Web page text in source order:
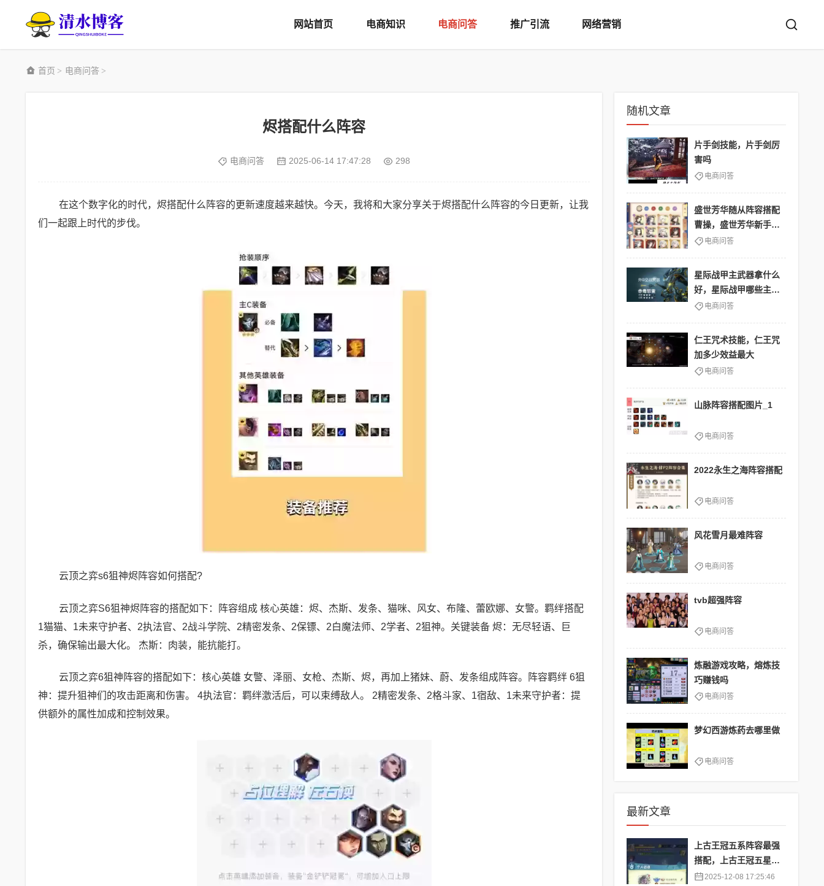
网站首页 电商知识 电商问答 推广引流 网络营销
首页 > 电商问答 >
烬搭配什么阵容
电商问答 2025-06-14 17:47:28 298
在这个数字化的时代，烬搭配什么阵容的更新速度越来越快。今天，我将和大家分享关于烬搭配什么阵容的今日更新，让我
们一起跟上时代的步伐。
云顶之弈s6狙神烬阵容如何搭配?
云顶之弈S6狙神烬阵容的搭配如下：阵容组成 核心英雄：烬、杰斯、发条、猫咪、风女、布隆、蕾欧娜、女警。羁绊搭配
1猫猫、1未来守护者、2执法官、2战斗学院、2精密发条、2保镖、2白魔法师、2学者、2狙神。关键装备 烬：无尽轻语、巨
杀，确保输出最大化。 杰斯：肉装，能抗能打。
云顶之弈6狙神阵容的搭配如下：核心英雄 女警、泽丽、女枪、杰斯、烬，再加上猪妹、蔚、发条组成阵容。阵容羁绊 6狙
神：提升狙神们的攻击距离和伤害。 4执法官：羁绊激活后，可以束缚敌人。 2精密发条、2格斗家、1宿敌、1未来守护者：提
供额外的属性加成和控制效果。
随机文章
片手剑技能，片手剑厉
害吗
电商问答
盛世芳华随从阵容搭配
曹操，盛世芳华新手随
从阵容
电商问答
星际战甲主武器拿什么
好，星际战甲哪些主武
器值得练
电商问答
仁王咒术技能，仁王咒
加多少效益最大
电商问答
山脉阵容搭配图片_1
电商问答
2022永生之海阵容搭配
电商问答
风花雪月最难阵容
电商问答
tvb超强阵容
电商问答
炼融游戏攻略，熔炼技
巧赚钱吗
电商问答
梦幻西游炼药去哪里做
电商问答
最新文章
上古王冠五系阵容最强
搭配，上古王冠五星排
行 2025-12-08 17:25:46